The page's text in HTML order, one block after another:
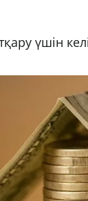
үшін